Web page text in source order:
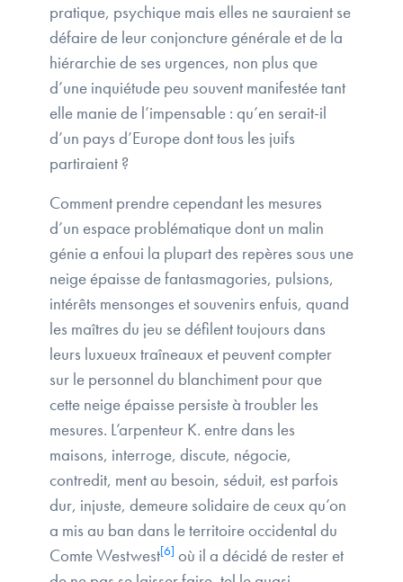
pratique, psychique mais elles ne sauraient se
défaire de leur conjoncture générale et de la
hiérarchie de ses urgences, non plus que
d’une inquiétude peu souvent manifestée tant
elle manie de l’impensable : qu’en serait-il
d’un pays d’Europe dont tous les juifs
partiraient ?
Comment prendre cependant les mesures
d’un espace problématique dont un malin
génie a enfoui la plupart des repères sous une
neige épaisse de fantasmagories, pulsions,
intérêts mensonges et souvenirs enfuis, quand
les maîtres du jeu se défilent toujours dans
leurs luxueux traîneaux et peuvent compter
sur le personnel du blanchiment pour que
cette neige épaisse persiste à troubler les
mesures. L’arpenteur K. entre dans les
maisons, interroge, discute, négocie,
contredit, ment au besoin, séduit, est parfois
dur, injuste, demeure solidaire de ceux qu’on
a mis au ban dans le territoire occidental du
Comte Westwest[6] où il a décidé de rester et